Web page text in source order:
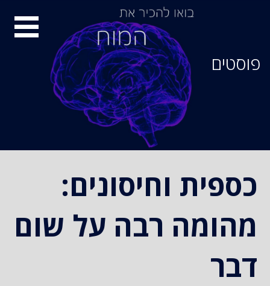
פוסטים
כספית וחיסונים:
מהומה רבה על שום
דבר